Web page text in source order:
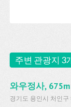
주변 관광지 3
와우정사, 675m
경기도 용인시 처인